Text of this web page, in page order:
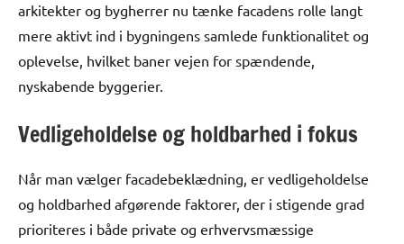
arkitekter og bygherrer nu tænke facadens rolle langt
mere aktivt ind i bygningens samlede funktionalitet og
oplevelse, hvilket baner vejen for spændende,
nyskabende byggerier.
Vedligeholdelse og holdbarhed i fokus
Når man vælger facadebeklædning, er vedligeholdelse
og holdbarhed afgørende faktorer, der i stigende grad
prioriteres i både private og erhvervsmæssige